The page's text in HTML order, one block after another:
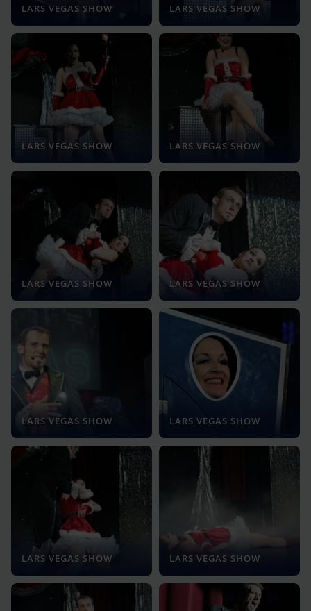
LARS VEGAS SHOW LARS VEGAS SHOW
LARS VEGAS SHOW LARS VEGAS SHOW
LARS VEGAS SHOW LARS VEGAS SHOW
LARS VEGAS SHOW LARS VEGAS SHOW
LARS VEGAS SHOW LARS VEGAS SHOW